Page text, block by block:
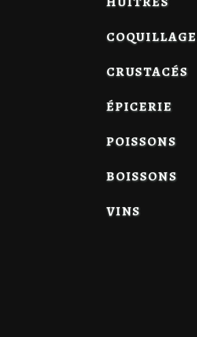
CRUSTACÉS
ÉPICERIE
POISSONS
BOISSONS
VINS